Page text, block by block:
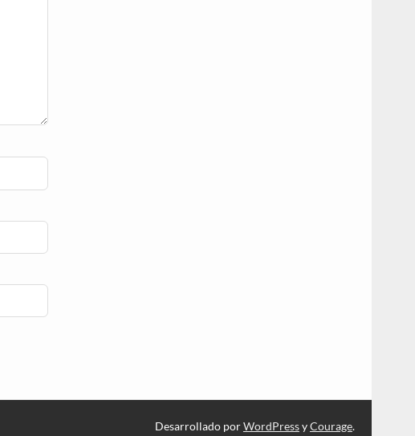
Desarrollado porWordPressyCourage.